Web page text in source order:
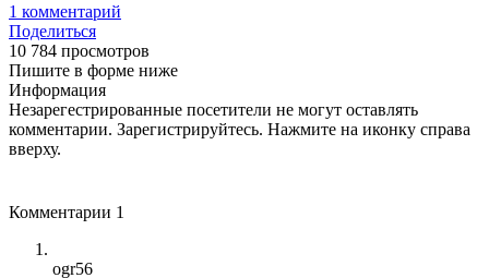
1 комментарий
Поделиться
10 784 просмотров
Пишите в форме ниже
Информация
Незарегестрированные посетители не могут оставлять
комментарии. Зарегистрируйтесь. Нажмите на иконку справа
вверху.
Комментарии 1
ogr56